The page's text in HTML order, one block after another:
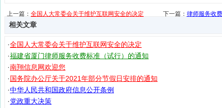
上一篇： 全国人大常委会关于维护互联网安全的决定 下一篇： 律师服务收
相关文章
·全国人大常委会关于维护互联网安全的决定
·福建省厦门律师服务收费标准（试行）的通知
·南翔信息网欢迎您
·国务院办公厅关于2021年部分节假日安排的通知
·中华人民共和国政府信息公开条例
·党政重大决策